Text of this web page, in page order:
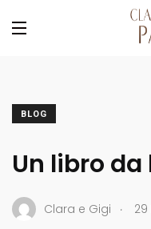
BLOG
Un libro
Clara e Gigi . 29